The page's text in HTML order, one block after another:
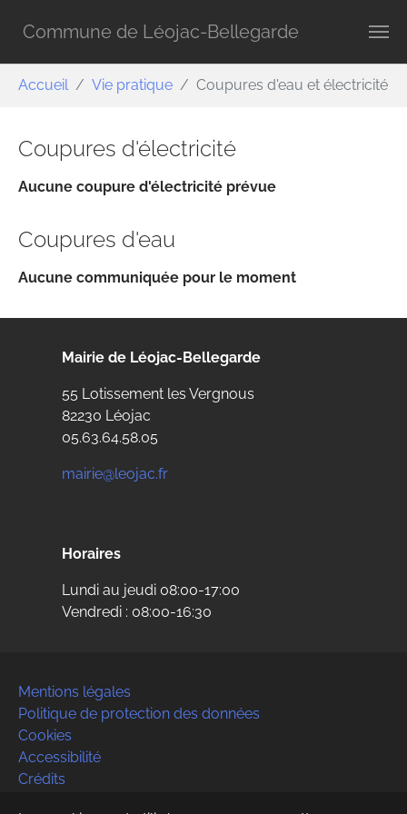
Commune de Léojac-Bellegarde
Accueil Vie pratique Coupures d'eau et électricité
Coupures d'électricité
Aucune coupure d'électricité prévue
Coupures d'eau
Aucune communiquée pour le moment
Mairie de Léojac-Bellegarde
55 Lotissement les Vergnous
82230 Léojac
05.63.64.58.05
mairie@leojac.fr
Horaires
Lundi au jeudi 08:00-17:00
Vendredi : 08:00-16:30
Mentions légales
Politique de protection des données
Cookies
Accessibilité
Crédits